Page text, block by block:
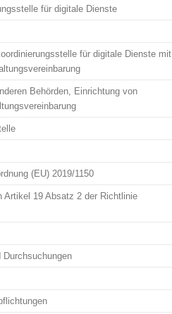
für digitale Dienste
für digitale Dienste mit
Behörden, Einrichtung von
(EU) 2019/1150
Artikel 19 Absatz 2 der Richtlinie
Durchsuchungen